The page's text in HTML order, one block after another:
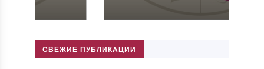
СВЕЖИЕ ПУБЛИКАЦИИ